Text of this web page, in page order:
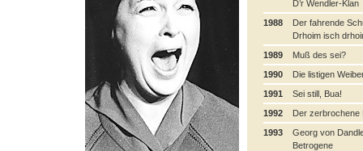
D’r Wendler-Klan
1988
Der fahrende
Drhoim isch
1989
Muß des sei?
1990
Die listigen
1991
Sei still, Bua!
1992
Der zerbrochene
1993
Georg von
Betrogene